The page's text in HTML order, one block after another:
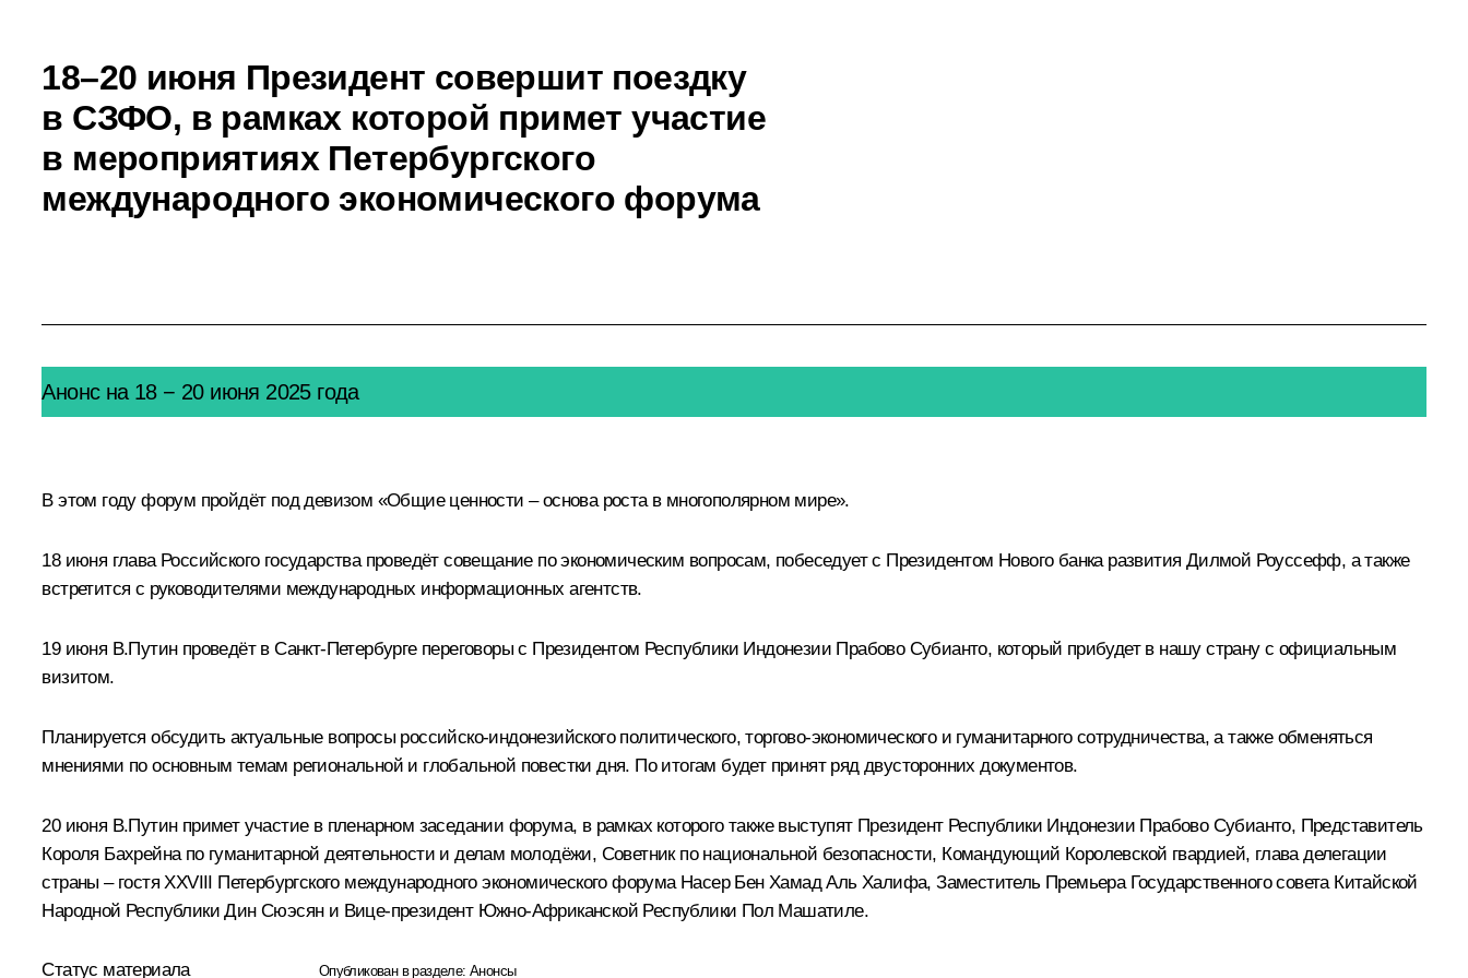
18–20 июня Президент совершит поездку
в СЗФО, в рамках которой примет участие
в мероприятиях Петербургского
международного экономического форума
Анонс на 18 − 20 июня 2025 года
В этом году форум пройдёт под девизом «Общие ценности – основа роста в многополярном мире».
18 июня глава Российского государства проведёт совещание по экономическим вопросам, побеседует с Президентом Нового банка развития Дилмой Роуссефф, а также
встретится с руководителями международных информационных агентств.
19 июня В.Путин проведёт в Санкт-Петербурге переговоры с Президентом Республики Индонезии Прабово Субианто, который прибудет в нашу страну с официальным
визитом.
Планируется обсудить актуальные вопросы российско-индонезийского политического, торгово-экономического и гуманитарного сотрудничества, а также обменяться
мнениями по основным темам региональной и глобальной повестки дня. По итогам будет принят ряд двусторонних документов.
20 июня В.Путин примет участие в пленарном заседании форума, в рамках которого также выступят Президент Республики Индонезии Прабово Субианто, Представитель
Короля Бахрейна по гуманитарной деятельности и делам молодёжи, Советник по национальной безопасности, Командующий Королевской гвардией, глава делегации
страны – гостя XXVIII Петербургского международного экономического форума Насер Бен Хамад Аль Халифа, Заместитель Премьера Государственного совета Китайской
Народной Республики Дин Сюэсян и Вице-президент Южно-Африканской Республики Пол Машатиле.
Статус материала Опубликован в разделе:Анонсы